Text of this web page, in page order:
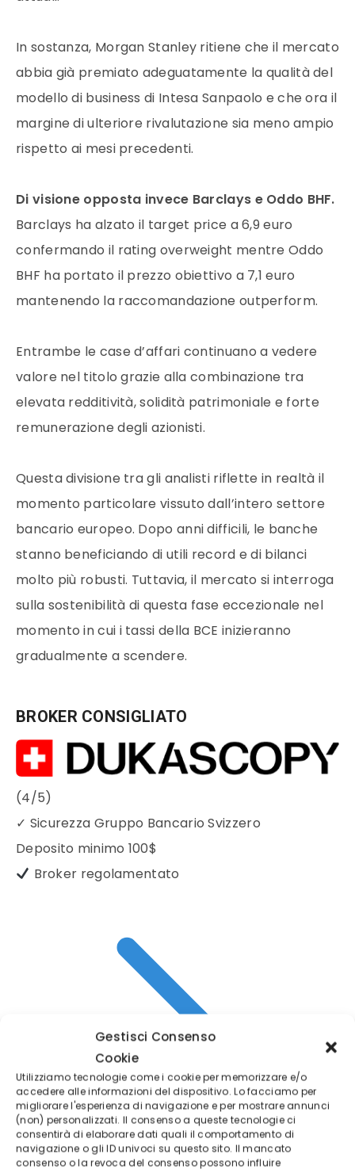
Gestisci Consenso
Cookie
Utilizziamo tecnologie come i cookie per memorizzare e/o
accedere alle informazioni del dispositivo. Lo facciamo per
migliorare l'esperienza di navigazione e per mostrare annunci
(non) personalizzati. Il consenso a queste tecnologie ci
consentirà di elaborare dati quali il comportamento di
navigazione o gli ID univoci su questo sito. Il mancato
consenso o la revoca del consenso possono influire
In sostanza, Morgan Stanley ritiene che il mercato
abbia già premiato adeguatamente la qualità del
modello di business di Intesa Sanpaolo e che ora il
margine di ulteriore rivalutazione sia meno ampio
rispetto ai mesi precedenti.
Di visione opposta invece Barclays e Oddo BHF.
Barclays ha alzato il target price a 6,9 euro
confermando il rating overweight mentre Oddo
BHF ha portato il prezzo obiettivo a 7,1 euro
mantenendo la raccomandazione outperform.
Entrambe le case d’affari continuano a vedere
valore nel titolo grazie alla combinazione tra
elevata redditività, solidità patrimoniale e forte
remunerazione degli azionisti.
Questa divisione tra gli analisti riflette in realtà il
momento particolare vissuto dall’intero settore
bancario europeo. Dopo anni difficili, le banche
stanno beneficiando di utili record e di bilanci
molto più robusti. Tuttavia, il mercato si interroga
sulla sostenibilità di questa fase eccezionale nel
momento in cui i tassi della BCE inizieranno
gradualmente a scendere.
BROKER CONSIGLIATO
(4/5)
✓ Sicurezza Gruppo Bancario Svizzero
Deposito minimo 100$
Broker regolamentato